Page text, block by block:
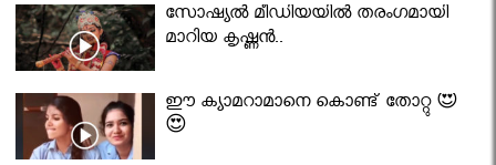
സോഷ്യൽ മീഡിയയിൽ തരംഗമായി
മാറിയ കൃഷ്ണൻ..
ഈ ക്യാമറാമാനെ കൊണ്ട് തോറ്റു 😍
😍